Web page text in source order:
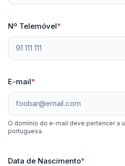
Nº Telemóvel*
E-mail*
O domínio do e-mail deve pertencer a
portuguesa.
Data de Nascimento*